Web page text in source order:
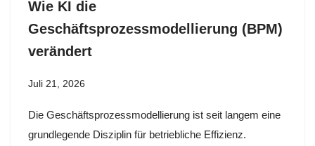
Wie KI die
Geschäftsprozessmodellierung (BPM)
verändert
Juli 21, 2026
Die Geschäftsprozessmodellierung ist seit langem eine
grundlegende Disziplin für betriebliche Effizienz.